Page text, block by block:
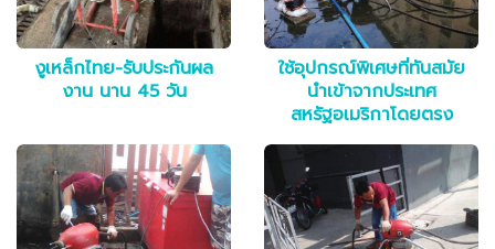
งูเหล็กไทย-รับประกันผล
งาน นาน 45 วัน
ใช้อุปกรณ์พิเศษที่ทันสมัย
นำเข้าจากประเทศ
สหรัฐอเมริกาโดยตรง